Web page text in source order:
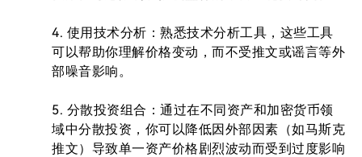
4. 使用技术分析：熟悉技术分析工具，这些工具
可以帮助你理解价格变动，而不受推文或谣言等外
部噪音影响。
5. 分散投资组合：通过在不同资产和加密货币领
域中分散投资，你可以降低因外部因素（如马斯克
推文）导致单一资产价格剧烈波动而受到过度影响